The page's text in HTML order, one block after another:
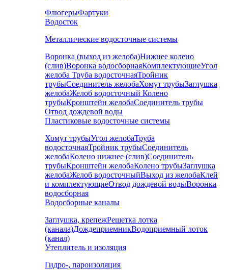
ФлюгерыФартуки
Водосток
Металлические водосточные системы
Воронка (выход из желоба)Нижнее колено
(слив)Воронка водосборнаяКомплектующиеУгол
желоба Труба водосточнаяТройник
трубыСоединитель желобаХомут трубыЗаглушка
желобаЖелоб водосточный Колено
трубыКронштейн желобаСоединитель трубы
Отвод дождевой воды
Пластиковые водосточные системы
Хомут трубыУгол желобаТруба
водосточнаяТройник трубыСоединитель
желобаКолено нижнее (слив)Соединитель
трубыКронштейн желобаКолено трубыЗаглушка
желобаЖелоб водосточныйВыход из желобаКлей
и комплектующиеОтвод дождевой водыВоронка
водосборная
Водосборные каналы
Заглушка, крепежРешетка лотка
(канала)ДождеприемникВодоприемный лоток
(канал)
Утеплитель и изоляция
Гидро-, пароизоляция